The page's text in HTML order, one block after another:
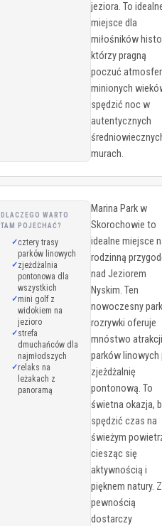
jeziora. To
miejsce dla
miłośników
którzy pragną
poczuć
minionych
spędzić noc w
autentycznych
murach.
DLACZEGO WARTO
TAM POJECHAĆ?
cztery trasy
parków linowych
zjeżdżalnia
pontonowa dla
wszystkich
mini golf z
widokiem na
jezioro
strefa
dmuchańców dla
najmłodszych
relaks na
leżakach z
panoramą
Marina Park w
Skorochowie to
idealne miejsce
rodzinną
nad Jeziorem
Nyskim. Ten
nowoczesny
rozrywki oferuje
mnóstwo
parków linowych
zjeżdżalnię
pontonową. To
świetna okazja,
spędzić czas na
świeżym
ciesząc się
aktywnością i
pięknem natury. Z
pewnością
dostarczy